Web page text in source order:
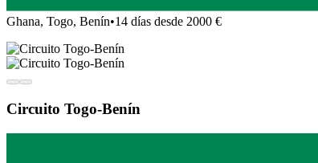
Ghana, Togo, Benín•14 días desde 2000 €
Circuito Togo-Benín